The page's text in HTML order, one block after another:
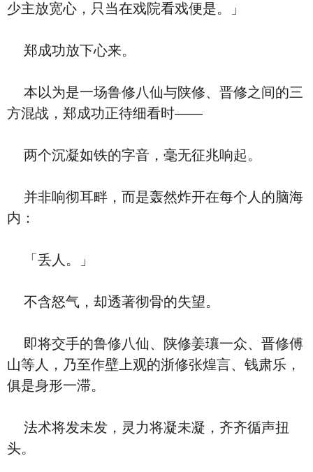
少主放宽心，只当在戏院看戏便是。」
郑成功放下心来。
本以为是一场鲁修八仙与陕修、晋修之间的三
方混战，郑成功正待细看时——
两个沉凝如铁的字音，毫无征兆响起。
并非响彻耳畔，而是轰然炸开在每个人的脑海
内：
「丢人。」
不含怒气，却透著彻骨的失望。
即将交手的鲁修八仙、陕修姜瓖一众、晋修傅
山等人，乃至作壁上观的浙修张煌言、钱肃乐，
俱是身形一滞。
法术将发未发，灵力将凝未凝，齐齐循声扭
头。